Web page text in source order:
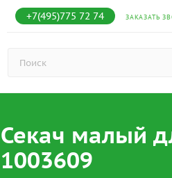
+7(495)775 72 74 ЗАКАЗАТЬ
Секач малый
1003609